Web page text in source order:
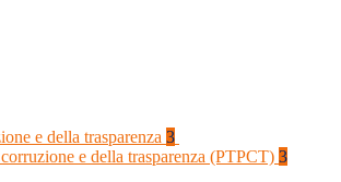
e della trasparenza 3
e della trasparenza (PTPCT) 3